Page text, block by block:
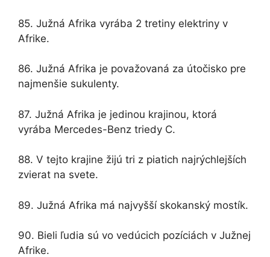
85. Južná Afrika vyrába 2 tretiny elektriny v
Afrike.
86. Južná Afrika je považovaná za útočisko pre
najmenšie sukulenty.
87. Južná Afrika je jedinou krajinou, ktorá
vyrába Mercedes-Benz triedy C.
88. V tejto krajine žijú tri z piatich najrýchlejších
zvierat na svete.
89. Južná Afrika má najvyšší skokanský mostík.
90. Bieli ľudia sú vo vedúcich pozíciách v Južnej
Afrike.